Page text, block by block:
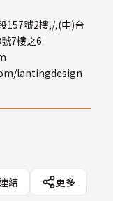
157號2樓,/,(中)台
7樓之6
lantingdesign
結
更多